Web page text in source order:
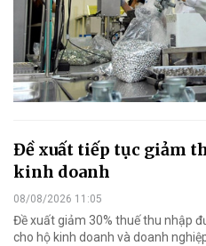
Đề xuất tiếp tục giảm
kinh doanh
08/08/2026 11:05
Đề xuất giảm 30% thuế thu nhập
cho hộ kinh doanh và doanh